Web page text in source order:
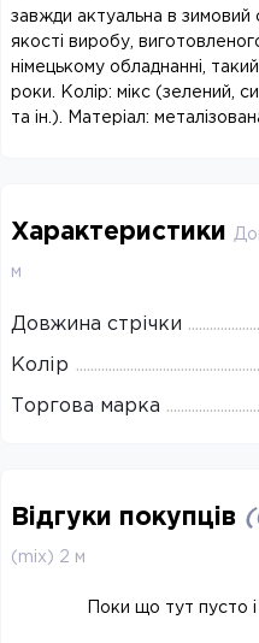
завжди актуальна в зимовий
якості виробу,
німецькому обладнанні,
роки. Колір: мікс (зелений,
та ін.). Матеріал:
Характеристики
м
Довжина стрічки
Колір
Торгова марка
Відгуки покупців (
(mix) 2 м
Поки що тут пусто